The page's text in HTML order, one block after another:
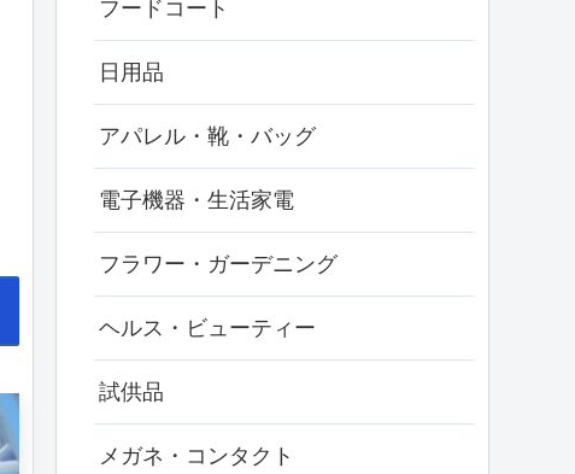
フードコート
日用品
アパレル・靴・バッグ
電子機器・生活家電
フラワー・ガーデニング
ヘルス・ビューティー
試供品
メガネ・コンタクト